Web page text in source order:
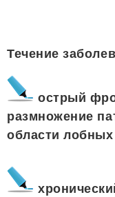
Течение
острый
размножение
области лобных